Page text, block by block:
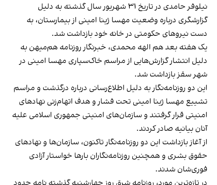
نیلوفر حامدی در تاریخ ۳۱ شهریور سال گذشته به دلیل
گزارشگری درباره وضعیت مهسا ژینا امینی از بیمارستان، به
دست نیروهای حکومتی در خانه خود بازداشت شد.
یک هفته بعد هم الهه محمدی، خبرنگار روزنامه هم‌میهن به
دلیل انتشار گزارش‌هایی از مراسم خاک‌سپاری مهسا امینی در
شهر سقز بازداشت شد.
این دو روزنامه‌نگار به دلیل اطلاع‌رسانی درباره درگذشت و مراسم
تشییع مهسا ژینا امینی تحت فشار و هدف اتهام‌‌زنی نهادهای
امنیتی قرار گرفتند و سازمان‌های امنیتی جمهوری اسلامی علیه
آنان بیانیه صادر کردند.
از آغاز بازداشت این دو روزنامه‌نگار تاکنون، سازمان‌ها و نهادهای
حقوق بشری و همچنین روزنامه‌نگاران بارها خواستار آزادی‌
فوری‌شان شدند.